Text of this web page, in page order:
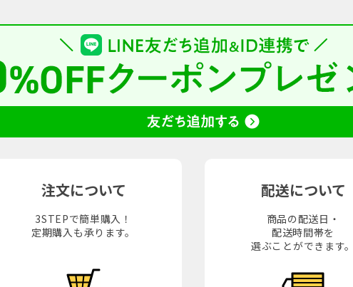
注文について
3STEPで簡単購入！
定期購入も承ります。
配送について
商品の配送日・
配送時間帯を
選ぶことができます